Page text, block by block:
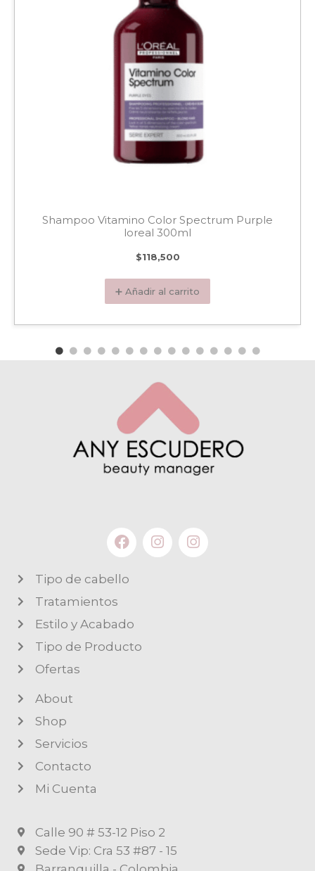
Shampoo Vitamino Color Spectrum Purple
loreal 300ml
$118,500
➕ Añadir al carrito
Tipo de cabello
Tratamientos
Estilo y Acabado
Tipo de Producto
Ofertas
About
Shop
Servicios
Contacto
Mi Cuenta
Calle 90 # 53-12 Piso 2
Sede Vip: Cra 53 #87 - 15